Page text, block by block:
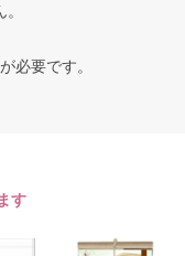
が必要です。
す